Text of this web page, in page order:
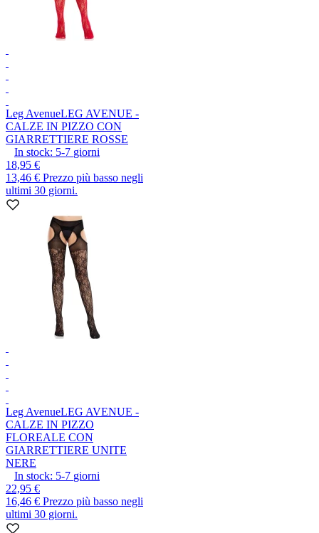
Leg AvenueLEG AVENUE -
CALZE IN PIZZO CON
GIARRETTIERE ROSSE
In stock: 5-7 giorni
18,95 €
13,46 € Prezzo più basso negli
ultimi 30 giorni.
Leg AvenueLEG AVENUE -
CALZE IN PIZZO
FLOREALE CON
GIARRETTIERE UNITE
NERE
In stock: 5-7 giorni
22,95 €
16,46 € Prezzo più basso negli
ultimi 30 giorni.